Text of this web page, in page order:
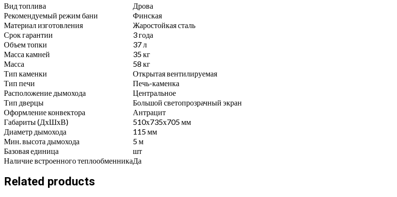
Вид топлива
Дрова
Рекомендуемый режим бани
Финская
Материал изготовления
Жаростойкая сталь
Срок гарантии
3 года
Объем топки
37 л
Масса камней
35 кг
Масса
58 кг
Тип каменки
Открытая вентилируемая
Тип печи
Печь-каменка
Расположение дымохода
Центральное
Тип дверцы
Большой светопрозрачный экран
Оформление конвектора
Антрацит
Габариты (ДхШхВ)
510х735х705 мм
Диаметр дымохода
115 мм
Мин. высота дымохода
5 м
Базовая единица
шт
Наличие встроенного теплообменникаДа
Related products